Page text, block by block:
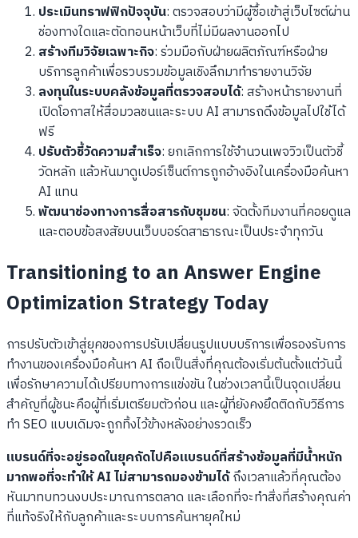
ประเมินทราฟฟิกปัจจุบัน: ตรวจสอบว่ามีผู้ซื้อเข้าสู่เว็บไซต์ผ่าน
ช่องทางใดและตัดทอนหน้าเว็บที่ไม่มีผลงานออกไป
สร้างทีมวิจัยเฉพาะกิจ: ร่วมมือกับฝ่ายผลิตภัณฑ์หรือฝ่าย
บริการลูกค้าเพื่อรวบรวมข้อมูลเชิงลึกมาทำรายงานวิจัย
ลงทุนในระบบคลังข้อมูลที่ตรวจสอบได้: สร้างหน้ารายงานที่
เปิดโอกาสให้สื่อมวลชนและระบบ AI สามารถดึงข้อมูลไปใช้ได้
ฟรี
ปรับตัวชี้วัดความสำเร็จ: ยกเลิกการใช้จำนวนเพจวิวเป็นตัวชี้
วัดหลัก แล้วหันมาดูเปอร์เซ็นต์การถูกอ้างอิงในเครื่องมือค้นหา
AI แทน
พัฒนาช่องทางการสื่อสารกับชุมชน: จัดตั้งทีมงานที่คอยดูแล
และตอบข้อสงสัยบนเว็บบอร์ดสาธารณะเป็นประจำทุกวัน
Transitioning to an Answer Engine
Optimization Strategy Today
การปรับตัวเข้าสู่ยุคของการปรับเปลี่ยนรูปแบบบริการเพื่อรองรับการ
ทำงานของเครื่องมือค้นหา AI ถือเป็นสิ่งที่คุณต้องเริ่มต้นตั้งแต่วันนี้
เพื่อรักษาความได้เปรียบทางการแข่งขัน ในช่วงเวลานี้เป็นจุดเปลี่ยน
สำคัญที่ผู้ชนะคือผู้ที่เริ่มเตรียมตัวก่อน และผู้ที่ยังคงยึดติดกับวิธีการ
ทำ SEO แบบเดิมจะถูกทิ้งไว้ข้างหลังอย่างรวดเร็ว
แบรนด์ที่จะอยู่รอดในยุคถัดไปคือแบรนด์ที่สร้างข้อมูลที่มีน้ำหนัก
มากพอที่จะทำให้ AI ไม่สามารถมองข้ามได้ถึงเวลาแล้วที่คุณต้อง
หันมาทบทวนงบประมาณการตลาด และเลือกที่จะทำสิ่งที่สร้างคุณค่า
ที่แท้จริงให้กับลูกค้าและระบบการค้นหายุคใหม่